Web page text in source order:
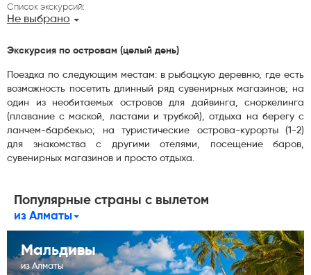
Список экскурсий:
Не выбрано
Экскурсия по островам (целый день)
Поездка по следующим местам: в рыбацкую деревню, где есть
возможность посетить длинный ряд сувенирных магазинов; на
один из необитаемых островов для дайвинга, сноркелинга
(плавание с маской, ластами и трубкой), отдыха на берегу с
ланчем-барбекью; на туристические острова-курорты (1-2)
для знакомства с другими отелями, посещение баров,
сувенирных магазинов и просто отдыха.
Популярные страны с вылетом
из Алматы
Мальдивы
из Алматы